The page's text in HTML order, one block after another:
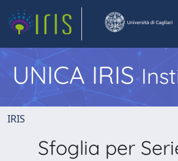
UNICA IRIS
IRIS
Sfoglia per